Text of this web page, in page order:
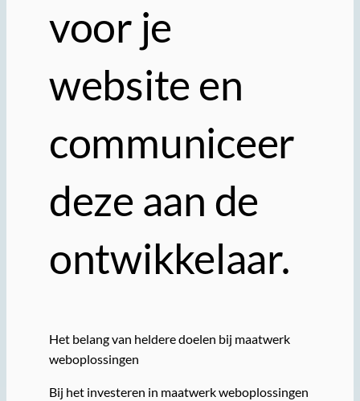
voor je
website en
communiceer
deze aan de
ontwikkelaar.
Het belang van heldere doelen bij maatwerk
weboplossingen
Bij het investeren in maatwerk weboplossingen